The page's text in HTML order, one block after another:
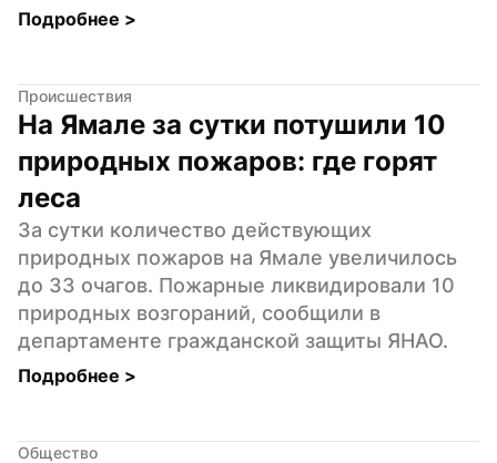
Подробнее >
Происшествия
На Ямале за сутки потушили 10
природных пожаров: где горят
леса
За сутки количество действующих
природных пожаров на Ямале увеличилось
до 33 очагов. Пожарные ликвидировали 10
природных возгораний, сообщили в
департаменте гражданской защиты ЯНАО.
Подробнее >
Общество